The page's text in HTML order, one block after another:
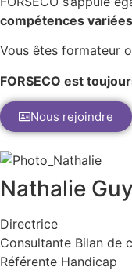
compétences
Vous êtes formateur
FORSECO est
Nous rejoindre
Nathalie
Directrice
Consultante Bilan de
Référente Handicap